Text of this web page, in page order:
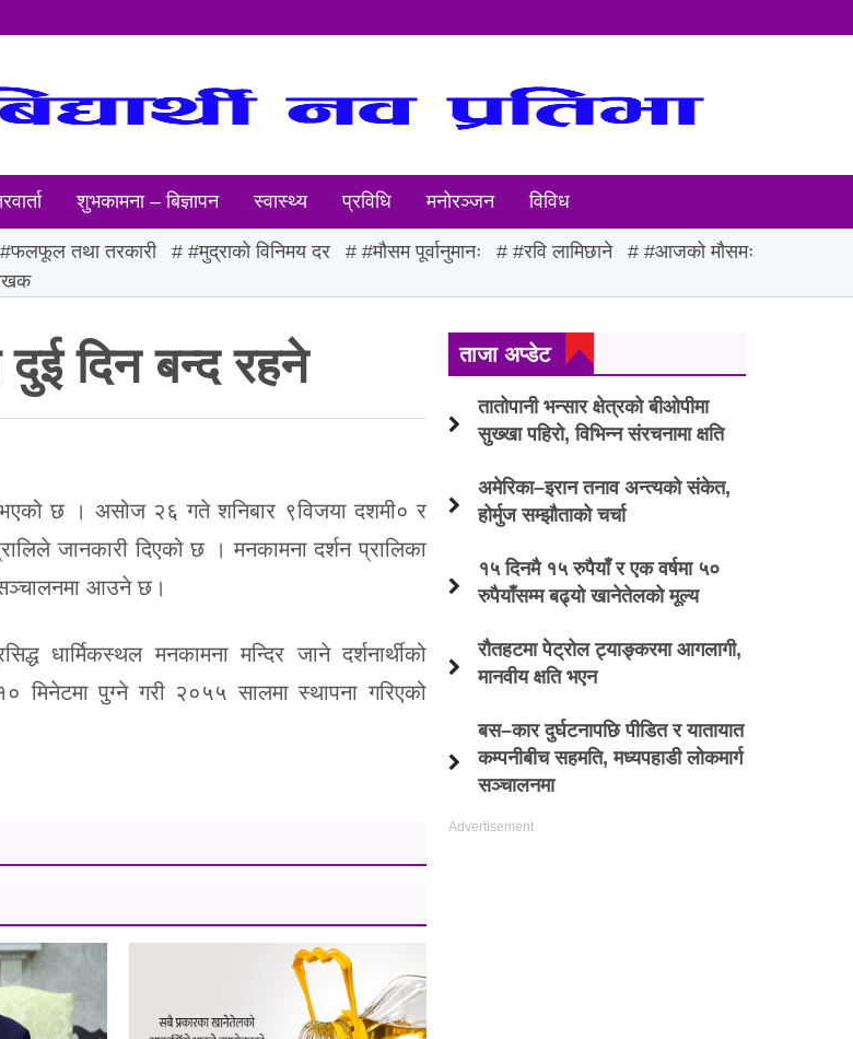
शुभकामना – बिज्ञापन स्वास्थ्य प्रविधि मनोरञ्जन विविध
#फलफूल तथा तरकारी #मुद्राको विनिमय दर #मौसम पूर्वानुमानः #रवि लामिछाने
#आजको मौसमः
दिन बन्द रहने
छ । असोज २६ गते शनिबार ९विजया दशमी० र
जानकारी दिएको छ । मनकामना दर्शन प्रालिका
आउने छ।
धार्मिकस्थल मनकामना मन्दिर जाने दर्शनार्थीको
मिनेटमा पुग्ने गरी २०५५ सालमा स्थापना गरिएको
ताजा अप्डेट
तातोपानी भन्सार क्षेत्रको बीओपीमा
सुख्खा पहिरो, विभिन्न संरचनामा क्षति
अमेरिका–इरान तनाव अन्त्यको संकेत,
होर्मुज सम्झौताको चर्चा
१५ दिनमै १५ रुपैयाँ र एक वर्षमा ५०
रुपैयाँसम्म बढ्यो खानेतेलको मूल्य
रौतहटमा पेट्रोल ट्याङ्करमा आगलागी,
मानवीय क्षति भएन
बस–कार दुर्घटनापछि पीडित र यातायात
कम्पनीबीच सहमति, मध्यपहाडी लोकमार्ग
सञ्चालनमा